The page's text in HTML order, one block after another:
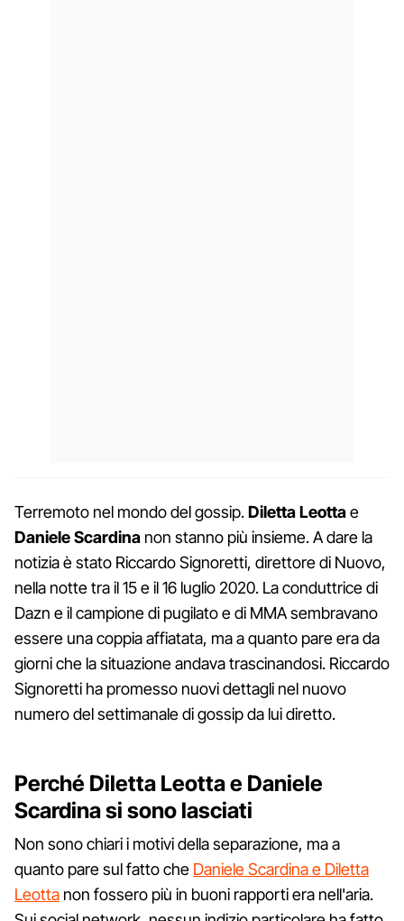
Terremoto nel mondo del gossip.DilettaLeottae
DanieleScardina non stanno più insieme. A dare la
notizia è stato Riccardo Signoretti, direttore di Nuovo,
nella notte tra il 15 e il 16 luglio 2020. La conduttrice di
Dazn e il campione di pugilato e di MMA sembravano
essere una coppia affiatata, ma a quanto pare era da
giorni che la situazione andava trascinandosi. Riccardo
Signoretti ha promesso nuovi dettagli nel nuovo
numero del settimanale di gossip da lui diretto.
Perché Diletta Leotta e Daniele
Scardina si sono lasciati
Non sono chiari i motivi della separazione, ma a
quanto pare sul fatto che Daniele Scardina e Diletta
Leotta non fossero più in buoni rapporti era nell'aria.